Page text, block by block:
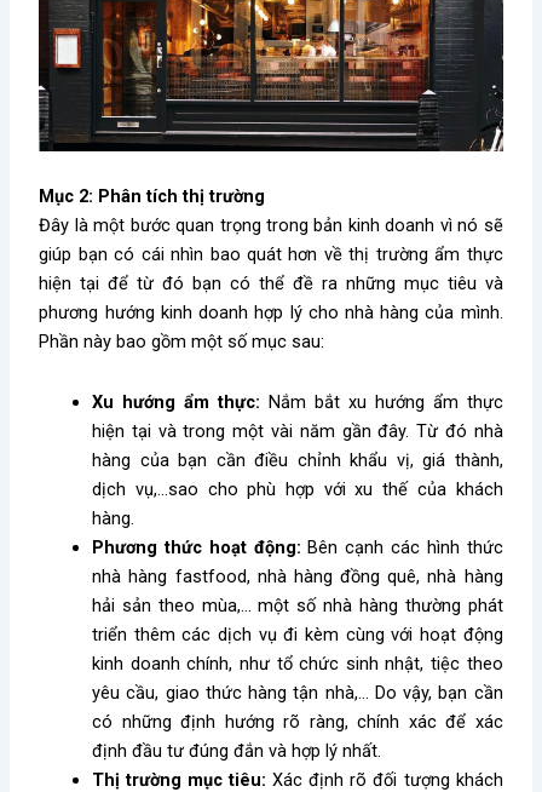
Mục 2: Phân tích thị trường
Đây là một bước quan trọng trong bản kinh doanh vì nó sẽ
giúp bạn có cái nhìn bao quát hơn về thị trường ẩm thực
hiện tại để từ đó bạn có thể đề ra những mục tiêu và
phương hướng kinh doanh hợp lý cho nhà hàng của mình.
Phần này bao gồm một số mục sau:
Xu hướng ẩm thực: Nắm bắt xu hướng ẩm thực
hiện tại và trong một vài năm gần đây. Từ đó nhà
hàng của bạn cần điều chỉnh khẩu vị, giá thành,
dịch vụ,…sao cho phù hợp với xu thế của khách
hàng.
Phương thức hoạt động: Bên cạnh các hình thức
nhà hàng fastfood, nhà hàng đồng quê, nhà hàng
hải sản theo mùa,… một số nhà hàng thường phát
triển thêm các dịch vụ đi kèm cùng với hoạt động
kinh doanh chính, như tổ chức sinh nhật, tiệc theo
yêu cầu, giao thức hàng tận nhà,… Do vậy, bạn cần
có những định hướng rõ ràng, chính xác để xác
định đầu tư đúng đắn và hợp lý nhất.
Thị trường mục tiêu: Xác định rõ đối tượng khách